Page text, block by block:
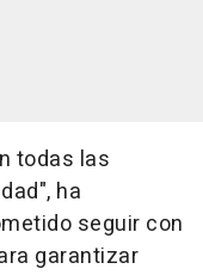
todas las
ha
seguir con
garantizar